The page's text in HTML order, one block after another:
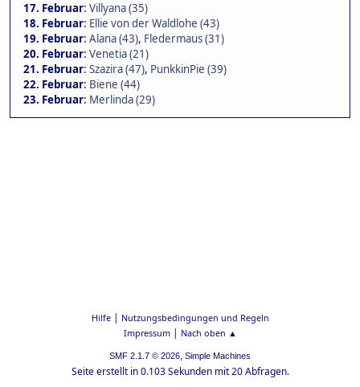
17. Februar: Villyana (35)
18. Februar: Ellie von der Waldlohe (43)
19. Februar: Alana (43), Fledermaus (31)
20. Februar: Venetia (21)
21. Februar: Szazira (47), PunkkinPie (39)
22. Februar: Biene (44)
23. Februar: Merlinda (29)
Hilfe| Nutzungsbedingungen und Regeln
Impressum| Nach oben ▲
SMF 2.1.7 © 2026, Simple Machines
Seite erstellt in 0.103 Sekunden mit 20 Abfragen.